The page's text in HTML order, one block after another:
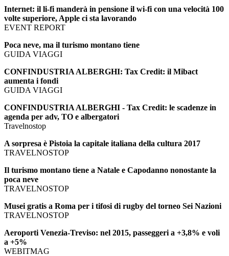
Internet: il li-fi manderà in pensione il wi-fi con una velocità 100
volte superiore, Apple ci sta lavorando
EVENT REPORT
Poca neve, ma il turismo montano tiene
GUIDA VIAGGI
CONFINDUSTRIA ALBERGHI: Tax Credit: il Mibact
aumenta i fondi
GUIDA VIAGGI
CONFINDUSTRIA ALBERGHI - Tax Credit: le scadenze in
agenda per adv, TO e albergatori
Travelnostop
A sorpresa è Pistoia la capitale italiana della cultura 2017
TRAVELNOSTOP
Il turismo montano tiene a Natale e Capodanno nonostante la
poca neve
TRAVELNOSTOP
Musei gratis a Roma per i tifosi di rugby del torneo Sei Nazioni
TRAVELNOSTOP
Aeroporti Venezia-Treviso: nel 2015, passeggeri a +3,8% e voli
a +5%
WEBITMAG